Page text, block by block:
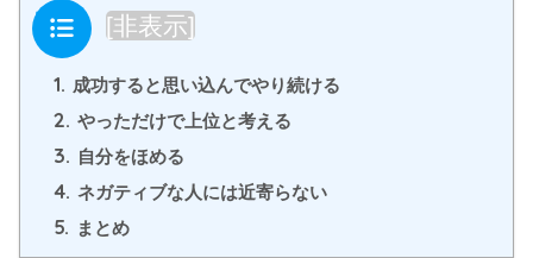
目次 [非表示]
1. 成功すると思い込んでやり続ける
2. やっただけで上位と考える
3. 自分をほめる
4. ネガティブな人には近寄らない
5. まとめ